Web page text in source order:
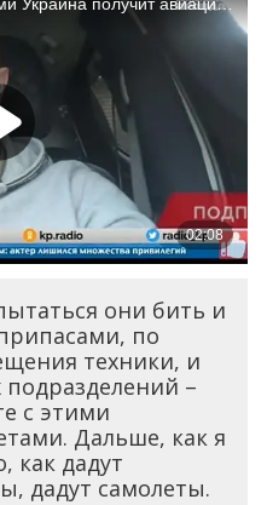
они бить и
по
техники, и
–
с этими
Дальше, как я
как дадут
дадут самолеты.